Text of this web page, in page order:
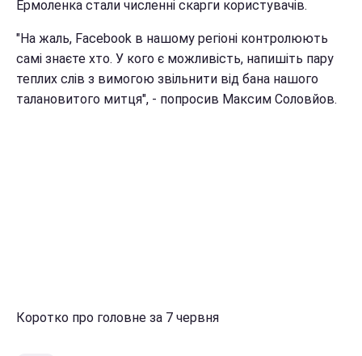
Ермоленка стали численні скарги користувачів.
"На жаль, Facebook в нашому регіоні контролюють
самі знаєте хто. У кого є можливість, напишіть пару
теплих слів з вимогою звільнити від бана нашого
талановитого митця", - попросив Максим Соловйов.
Коротко про головне за 7 червня